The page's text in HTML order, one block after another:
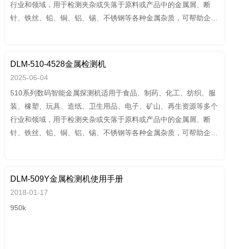
行业和领域，用于检测夹杂或失落于原料或产品中的金属屑、断
针、铁丝、铅、铜、铝、锡、不锈钢等各种金属杂质，可帮助企业
DLM-510-4528金属检测机
2025-06-04
510系列数码智能金属探测机适用于食品、制药、化工、纺织、服
装、橡塑、玩具、造纸、卫生用品、电子、矿山、再生资源等多个
行业和领域，用于检测夹杂或失落于原料或产品中的金属屑、断
针、铁丝、铅、铜、铝、锡、不锈钢等各种金属杂质，可帮助企业
DLM-509Y金属检测机使用手册
2018-01-17
950k